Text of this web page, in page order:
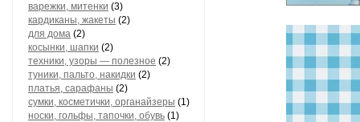
варежки, митенки (3)
кардиканы, жакеты (2)
для дома (2)
косынки, шапки (2)
техники, узоры — полезное (2)
туники, пальто, накидки (2)
платья, сарафаны (2)
сумки, косметички, органайзеры (1)
носки, гольфы, тапочки, обувь (1)